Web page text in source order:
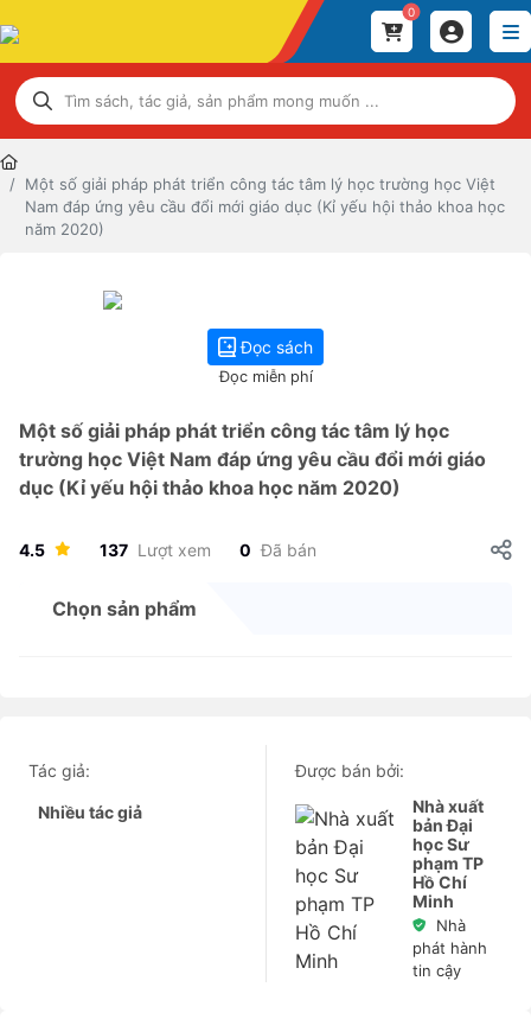
0
Một số giải pháp phát triển công tác tâm lý học trường học Việt
Nam đáp ứng yêu cầu đổi mới giáo dục (Kỉ yếu hội thảo khoa học
năm 2020)
Đọc sách
Đọc miễn phí
Một số giải pháp phát triển công tác tâm lý học
trường học Việt Nam đáp ứng yêu cầu đổi mới giáo
dục (Kỉ yếu hội thảo khoa học năm 2020)
4.5 137 Lượt xem 0 Đã bán
Chọn sản phẩm
Tác giả:
Nhiều tác giả
Được bán bởi:
Nhà xuất
bản Đại
học Sư
phạm TP
Hồ Chí
Minh
Nhà
phát hành
tin cậy